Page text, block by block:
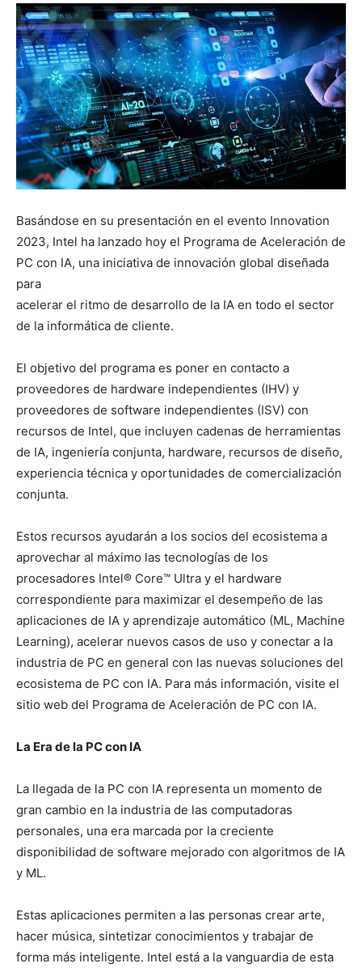
Basándose en su presentación en el evento Innovation
2023, Intel ha lanzado hoy el Programa de Aceleración de
PC con IA, una iniciativa de innovación global diseñada
para
acelerar el ritmo de desarrollo de la IA en todo el sector
de la informática de cliente.
El objetivo del programa es poner en contacto a
proveedores de hardware independientes (IHV) y
proveedores de software independientes (ISV) con
recursos de Intel, que incluyen cadenas de herramientas
de IA, ingeniería conjunta, hardware, recursos de diseño,
experiencia técnica y oportunidades de comercialización
conjunta.
Estos recursos ayudarán a los socios del ecosistema a
aprovechar al máximo las tecnologías de los
procesadores Intel® Core™ Ultra y el hardware
correspondiente para maximizar el desempeño de las
aplicaciones de IA y aprendizaje automático (ML, Machine
Learning), acelerar nuevos casos de uso y conectar a la
industria de PC en general con las nuevas soluciones del
ecosistema de PC con IA. Para más información, visite el
sitio web del Programa de Aceleración de PC con IA.
La Era de la PC con IA
La llegada de la PC con IA representa un momento de
gran cambio en la industria de las computadoras
personales, una era marcada por la creciente
disponibilidad de software mejorado con algoritmos de IA
y ML.
Estas aplicaciones permiten a las personas crear arte,
hacer música, sintetizar conocimientos y trabajar de
forma más inteligente. Intel está a la vanguardia de esta